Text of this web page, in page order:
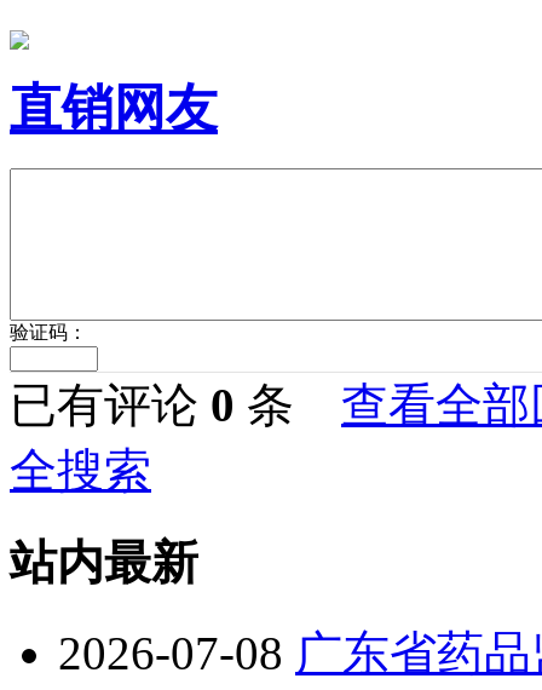
直销网友
验证码：
已有评论 0 条 查看全部
全搜索
站内最新
2026-07-08 广东省药